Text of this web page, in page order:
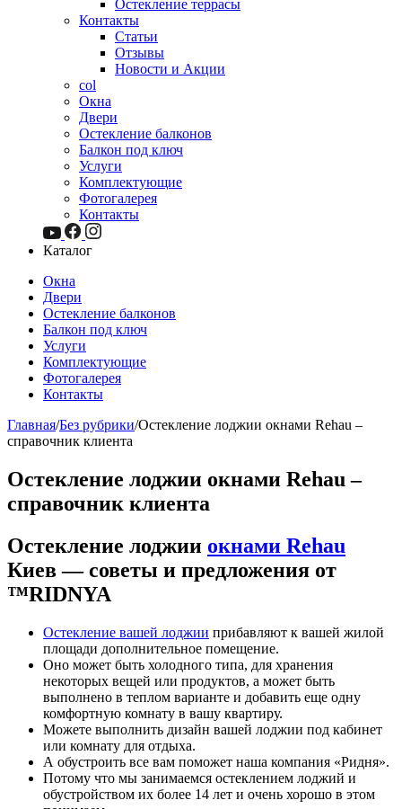
Остекление террасы
Контакты
Статьи
Отзывы
Новости и Акции
col
Окна
Двери
Остекление балконов
Балкон под ключ
Услуги
Комплектующие
Фотогалерея
Контакты
Каталог
Окна
Двери
Остекление балконов
Балкон под ключ
Услуги
Комплектующие
Фотогалерея
Контакты
Главная/Без рубрики/Остекление лоджии окнами Rehau –
справочник клиента
Остекление лоджии окнами Rehau –
справочник клиента
Остекление лоджии окнами Rehau
Киев — советы и предложения от
™RIDNYA
Остекление вашей лоджии прибавляют к вашей жилой
площади дополнительное помещение.
Оно может быть холодного типа, для хранения
некоторых вещей или продуктов, а может быть
выполнено в теплом варианте и добавить еще одну
комфортную комнату в вашу квартиру.
Можете выполнить дизайн вашей лоджии под кабинет
или комнату для отдыха.
А обустроить все вам поможет наша компания «Ридня».
Потому что мы занимаемся остеклением лоджий и
обустройством их более 14 лет и очень хорошо в этом